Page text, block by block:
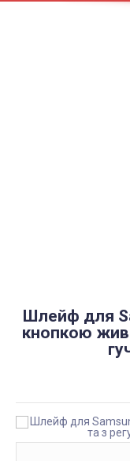
Шлейф для
кнопкою